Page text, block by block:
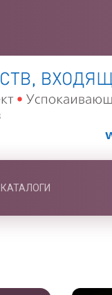
КАТАЛОГИ